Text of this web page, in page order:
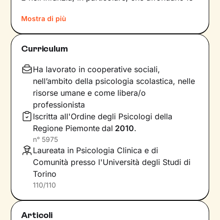
e agire: leesperienze vissute in famiglia
infatti, vengono apprese, memorizzate e
riproposte nelle relazioni successive.
che in età adulta si attivano in maniera
automatica - è la chiave per innescare il
cambiamento.
Conoscere noi stessi significa
portare alla luce
ciò che per tanto tempo è rimasto dietro le
quinte: raggiungere questo tipo di
consapevolezza è il primo passo necessario
persvincolare il presente dal passato e viverlo
con maggiore serenità.
Nel percorso che faremo insieme ti ascolterò
sempre con attenzione e partecipazione,
aiutandoti a far
Mostra di più
Curriculum
Ha lavorato in cooperative sociali,
nell’ambito della psicologia scolastica, nelle
risorse umane e come libera/o
professionista
Iscritta all'Ordine degli Psicologi della
Regione Piemonte dal 2010.
n° 5975
Laureata in Psicologia Clinica e di
Comunità presso l'Università degli Studi di
Torino
110/110
Articoli